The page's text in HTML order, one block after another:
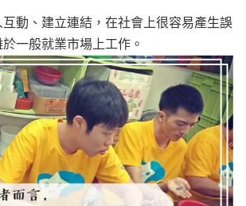
動、建立連結，在社會上很容易產生誤
一般就業市場上工作。